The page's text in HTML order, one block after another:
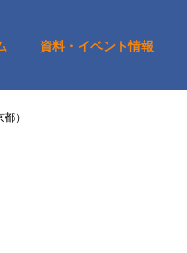
資料・イベント情報
）